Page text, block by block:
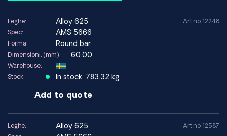
Leghe: alloy 625
Spec: AMS 5666
Forma: Round bar
Dimensioni. (mm): 60.00
Warehouse:
Stock:
In stock: 783.32 kg
Add to quote
Art.no 12248
Leghe: alloy 625 Art.no 12587